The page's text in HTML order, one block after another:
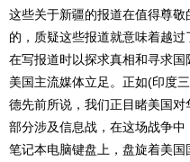
这些关于新疆的报道在值得尊
的，质疑这些报道就意味着越
在写报道时以探求真相和寻求
美国主流媒体立足。正如(印度
德先前所说，我们正目睹美国
部分涉及信息战，在这场战争
笔记本电脑键盘上，盘旋着美